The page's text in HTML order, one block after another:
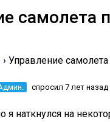
самолета
› Управление
спросил 7 лет назад
я наткнулся на